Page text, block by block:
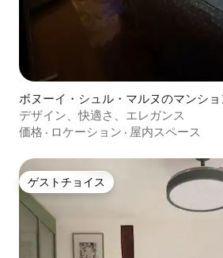
ボヌーイ・シュル・マルヌのマンショ
ート
デザイン、快適さ、エレガンス
価格 · ロケーション · 屋内スペース
ゲストチョイス
ゲストチョイス